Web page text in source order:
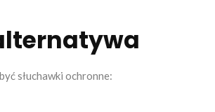
słuchawki ochronne: